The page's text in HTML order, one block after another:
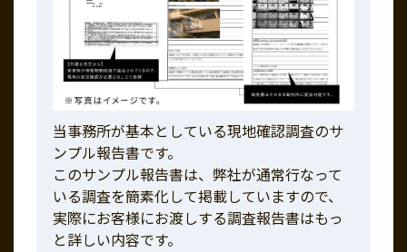
当事務所が基本としている現地確認調査のサ
ンプル報告書です。
このサンプル報告書は、弊社が通常行なって
いる調査を簡素化して掲載していますので、
実際にお客様にお渡しする調査報告書はもっ
と詳しい内容です。